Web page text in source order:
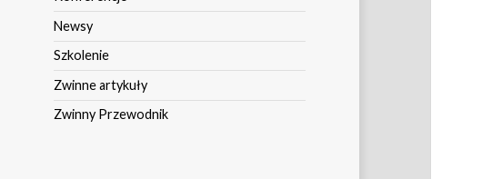
Newsy
Szkolenie
Zwinne artykuły
Zwinny Przewodnik